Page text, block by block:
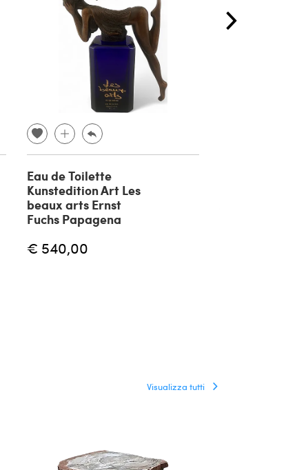
Eau de Toilette
Kunstedition Art Les
beaux arts Ernst
Fuchs Papagena
€ 540,00
Visualizza tutti